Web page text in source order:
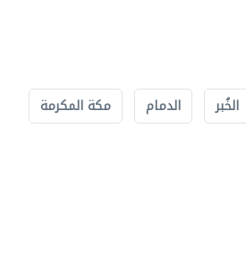
الخُبر الدمام مكة المكرمة